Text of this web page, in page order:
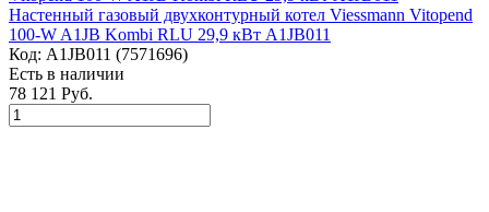
Настенный газовый двухконтурный котел Viessmann Vitopend
100-W A1JB Kombi RLU 29,9 кВт A1JB011
Код: A1JB011 (7571696)
Есть в наличии
78 121 Руб.